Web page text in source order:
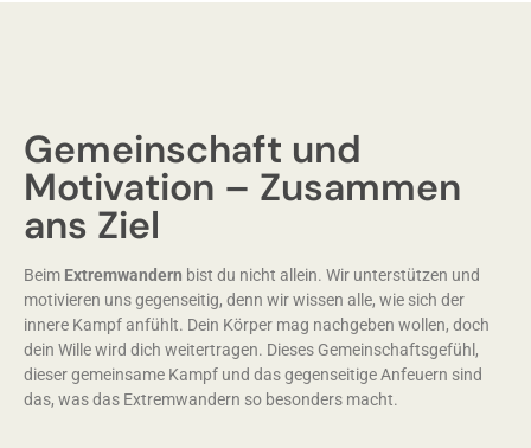
Gemeinschaft und
Motivation – Zusammen
ans Ziel
Beim Extremwandern bist du nicht allein. Wir unterstützen und
motivieren uns gegenseitig, denn wir wissen alle, wie sich der
innere Kampf anfühlt. Dein Körper mag nachgeben wollen, doch
dein Wille wird dich weitertragen. Dieses Gemeinschaftsgefühl,
dieser gemeinsame Kampf und das gegenseitige Anfeuern sind
das, was das Extremwandern so besonders macht.